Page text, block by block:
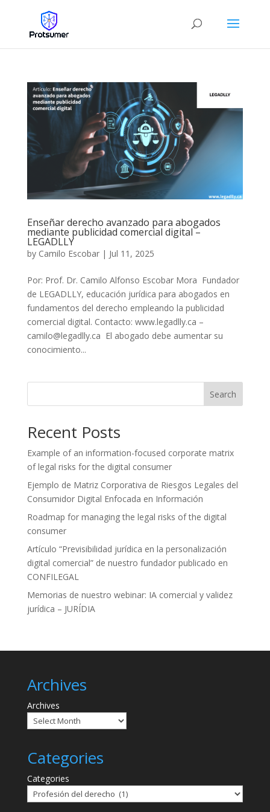
Enseñar derecho avanzado para abogados
mediante publicidad comercial digital –
LEGADLLY
by Camilo Escobar| Jul 11, 2025
Por: Prof. Dr. Camilo Alfonso Escobar Mora Fundador
de LEGADLLY, educación jurídica para abogados en
fundamentos del derecho empleando la publicidad
comercial digital. Contacto: www.legadlly.ca –
camilo@legadlly.ca El abogado debe aumentar su
conocimiento...
Search
Recent Posts
Example of an information-focused corporate matrix
of legal risks for the digital consumer
Ejemplo de Matriz Corporativa de Riesgos Legales del
Consumidor Digital Enfocada en Información
Roadmap for managing the legal risks of the digital
consumer
Artículo “Previsibilidad jurídica en la personalización
digital comercial” de nuestro fundador publicado en
CONFILEGAL
Memorias de nuestro webinar: IA comercial y validez
jurídica – JURÍDIA
Archives
Archives
Categories
Categories